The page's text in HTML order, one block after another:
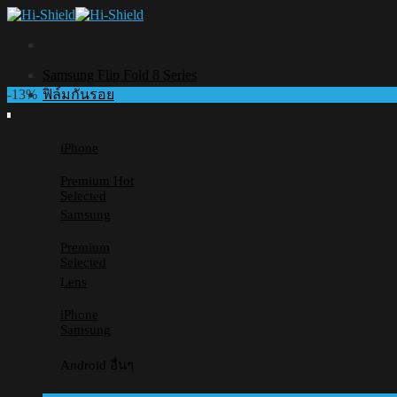
Skip
Samsung Flip Fold 8 Series
ฟิล์มกันรอย
iPhone
Premium
Selected
Samsung
Premium
Selected
Lens
iPhone
Samsung
Android อื่นๆ
-13%